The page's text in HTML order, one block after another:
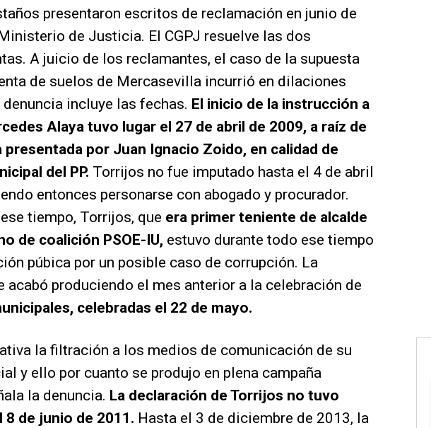
presentaron escritos de reclamación en junio de
de Justicia. El CGPJ resuelve las dos
A juicio de los reclamantes, el caso de la supuesta
de suelos de Mercasevilla incurrió en dilaciones
incluye las fechas. El inicio de la instrucción a
Alaya tuvo lugar el 27 de abril de 2009, a raíz de
presentada por Juan Ignacio Zoido, en calidad de
del PP. Torrijos no fue imputado hasta el 4 de abril
entonces personarse con abogado y procurador.
tiempo, Torrijos, que era primer teniente de alcalde
de coalición PSOE-IU, estuvo durante todo ese tiempo
púbica por un posible caso de corrupción. La
acabó produciendo el mes anterior a la celebración de
celebradas el 22 de mayo.
la filtración a los medios de comunicación de su
y ello por cuanto se produjo en plena campaña
la denuncia. La declaración de Torrijos no tuvo
8 de junio de 2011. Hasta el 3 de diciembre de 2013, la